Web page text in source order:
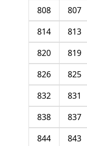
807
808
813
814
819
820
825
826
831
832
837
838
843
844